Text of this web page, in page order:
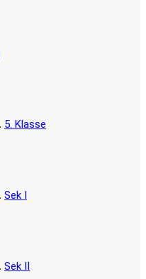
5. Klasse
Sek I
Sek II